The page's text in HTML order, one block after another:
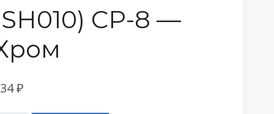
СP-8 —
₽